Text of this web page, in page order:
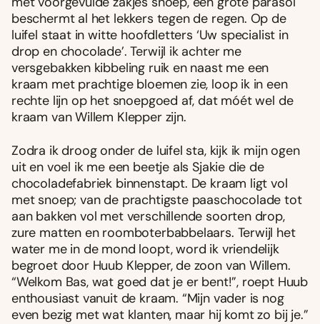
beschermt al het lekkers tegen de regen. Op de
luifel staat in witte hoofdletters ‘Uw specialist in
drop en chocolade’. Terwijl ik achter me
versgebakken kibbeling ruik en naast me een
kraam met prachtige bloemen zie, loop ik in een
rechte lijn op het snoepgoed af, dat móét wel de
kraam van Willem Klepper zijn.
Zodra ik droog onder de luifel sta, kijk ik mijn ogen
uit en voel ik me een beetje als Sjakie die de
chocoladefabriek binnenstapt. De kraam ligt vol
met snoep; van de prachtigste paaschocolade tot
aan bakken vol met verschillende soorten drop,
zure matten en roomboterbabbelaars. Terwijl het
water me in de mond loopt, word ik vriendelijk
begroet door Huub Klepper, de zoon van Willem.
“Welkom Bas, wat goed dat je er bent!”, roept Huub
enthousiast vanuit de kraam. “Mijn vader is nog
even bezig met wat klanten, maar hij komt zo bij je.”